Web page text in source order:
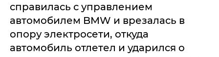
справилась с управлением
автомобилем BMW и врезалась в
опору электросети, откуда
автомобиль отлетел и ударился о